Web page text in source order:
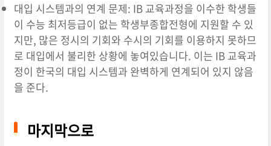
대입 시스템과의 연계 문제: IB 교육과정을 이수한 학생들
이 수능 최저등급이 없는 학생부종합전형에 지원할 수 있
지만, 많은 정시의 기회와 수시의 기회를 이용하지 못하므
로 대입에서 불리한 상황에 놓여있습니다. 이는 IB 교육과
정이 한국의 대입 시스템과 완벽하게 연계되어 있지 않음
을 준다.
마지막으로